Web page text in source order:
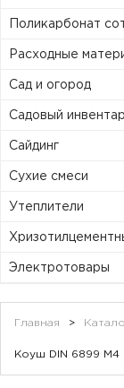
Поликарбонат
Расходные
Сад и огород
Садовый
Сайдинг
Сухие смеси
Утеплители
Электротовары
Главная >
Коуш DIN 6899 М4